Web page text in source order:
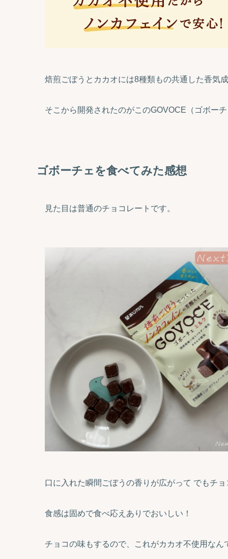
焙煎ごぼうとカカオには8種類もの共通した香気
そこから開発されたのがこのGOVOCE（ゴボーチ
ゴボーチェを食べてみた感想
見た目は普通のチョコレートです。
口に入れた瞬間ごぼうの香りが広がって でもチ
食感は固めで食べ応えありでおいしい！
チョコの味もするので、これがカカオ不使用なん